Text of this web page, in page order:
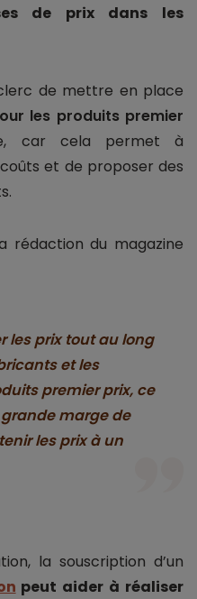
de prix dans les
de mettre en place
les produits premier
car cela permet à
et de proposer des
rédaction du magazine
les prix tout au long
et les
premier prix, ce
marge de
les prix à un
la souscription d’un
peut aider à réaliser